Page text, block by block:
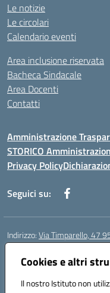
Cookies e altri
Il nostro Istituto non
Le notizie
Le circolari
Calendario eventi
Area inclusione riservata
Bacheca Sindacale
Area Docenti
Contatti
Amministrazione
STORICO
Privacy Policy
Seguici su:
Indirizzo:Via Timparello, 47
Centralino:
Posta elettronica certificata
Codice fiscale: 93238350875